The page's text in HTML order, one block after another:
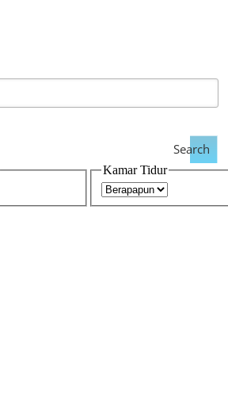
Search
Kamar Tidur